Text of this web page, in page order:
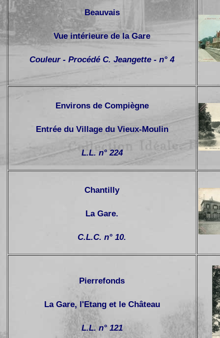
Beauvais
Vue intérieure de la Gare
Couleur - Procédé C. Jeangette - n° 4
Environs de Compiègne
Entrée du Village du Vieux-Moulin
L.L. n° 224
Chantilly
La Gare.
C.L.C. n° 10.
Pierrefonds
La Gare, l'Etang et le Château
L.L. n° 121